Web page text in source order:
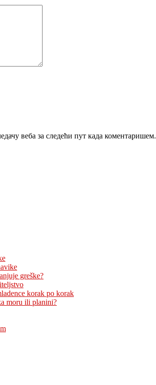
веба за следећи пут када коментаришем.
greške?
korak po korak
moru ili planini?